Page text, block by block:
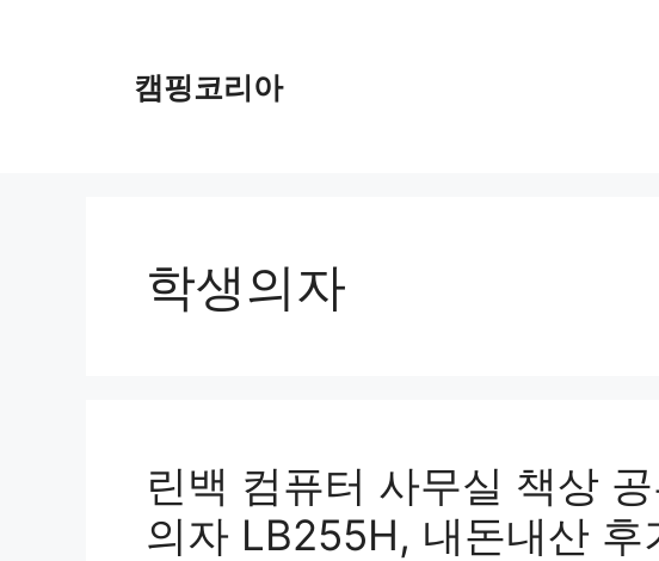
캠핑코리아
학생의자
린백 컴퓨터 사무실 책상
의자 LB255H, 내돈내산 후